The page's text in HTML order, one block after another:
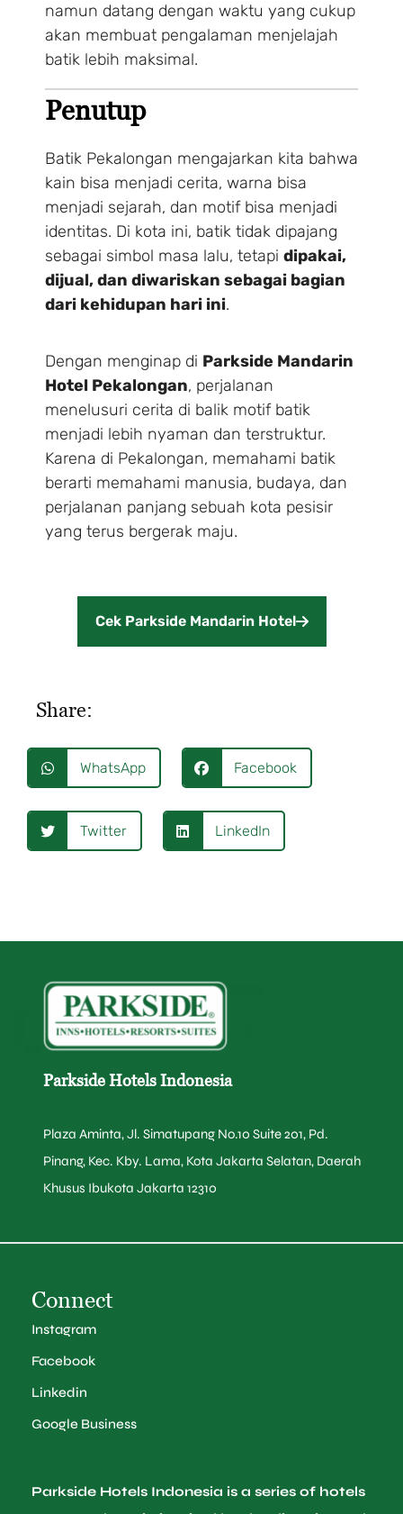
namun datang dengan waktu yang cukup
akan membuat pengalaman menjelajah
batik lebih maksimal.
Penutup
Batik Pekalongan mengajarkan kita bahwa
kain bisa menjadi cerita, warna bisa
menjadi sejarah, dan motif bisa menjadi
identitas. Di kota ini, batik tidak dipajang
sebagai simbol masa lalu, tetapi dipakai,
dijual, dan diwariskan sebagai bagian
dari kehidupan hari ini.
Dengan menginap di Parkside Mandarin
Hotel Pekalongan, perjalanan
menelusuri cerita di balik motif batik
menjadi lebih nyaman dan terstruktur.
Karena di Pekalongan, memahami batik
berarti memahami manusia, budaya, dan
perjalanan panjang sebuah kota pesisir
yang terus bergerak maju.
Cek Parkside Mandarin Hotel
Share:
WhatsApp Facebook
Twitter LinkedIn
Parkside Hotels Indonesia
Plaza Aminta, Jl. Simatupang No.10 Suite 201, Pd.
Pinang, Kec. Kby. Lama, Kota Jakarta Selatan, Daerah
Khusus Ibukota Jakarta 12310
Connect
Instagram
Facebook
Linkedin
Google Business
Parkside Hotels Indonesia is a series of hotels